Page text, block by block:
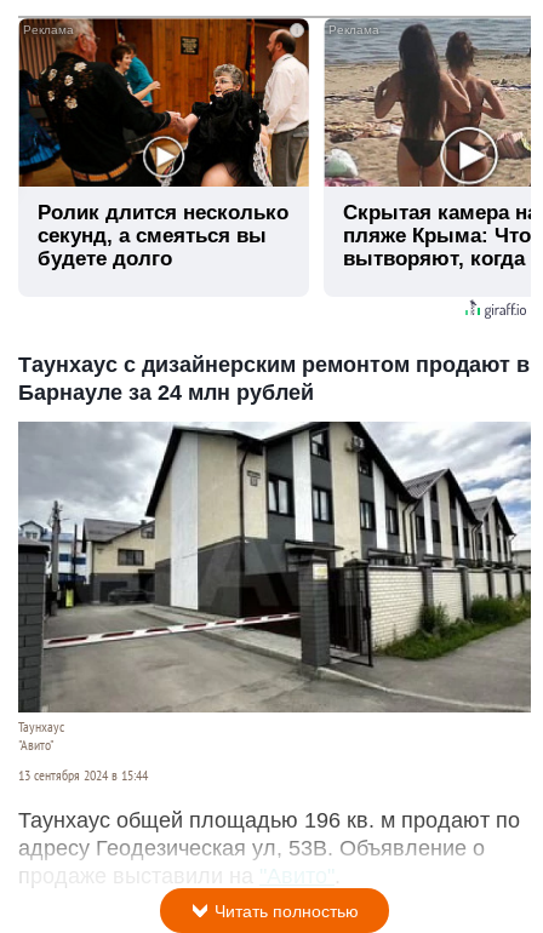
Ролик длится несколько
секунд, а смеяться вы
будете долго
Скрытая камера на
пляже Крыма: Что
вытворяют, когда
Таунхаус с дизайнерским ремонтом продают в
Барнауле за 24 млн рублей
Таунхаус
"Авито"
13 сентября 2024 в 15:44
Таунхаус общей площадью 196 кв. м продают по
адресу Геодезическая ул, 53В. Объявление о
продаже выставили на "Авито"
Читать полностью